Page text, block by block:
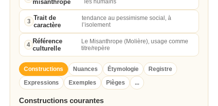
misanthrope
les humains
3 Trait de
caractère
tendance au pessimisme social, à
l’isolement
4 Référence
culturelle
Le Misanthrope (Molière), usage comme
titre/repère
Constructions Nuances Étymologie
Registre
Expressions
Exemples Pièges ...
Constructions courantes